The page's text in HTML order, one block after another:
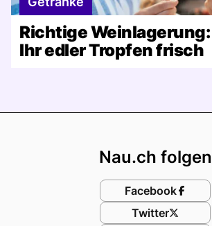
Richtige
Ihr edler Tropfen frisch
Nau.ch folgen
Facebook
Twitter